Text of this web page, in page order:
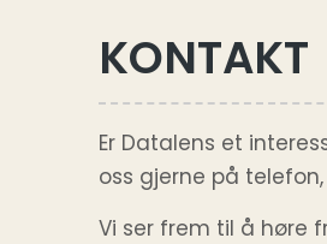
KONTAKT
Er Datalens et
oss gjerne på
Vi ser frem til å høre